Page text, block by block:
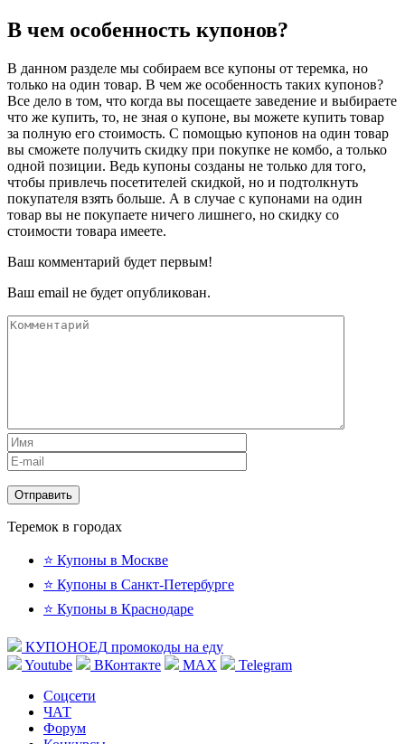
В чем особенность купонов?
В данном разделе мы собираем все купоны от теремка, но
только на один товар. В чем же особенность таких купонов?
Все дело в том, что когда вы посещаете заведение и выбираете
что же купить, то, не зная о купоне, вы можете купить товар
за полную его стоимость. С помощью купонов на один товар
вы сможете получить скидку при покупке не комбо, а только
одной позиции. Ведь купоны созданы не только для того,
чтобы привлечь посетителей скидкой, но и подтолкнуть
покупателя взять больше. А в случае с купонами на один
товар вы не покупаете ничего лишнего, но скидку со
стоимости товара имеете.
Ваш комментарий будет первым!
Ваш email не будет опубликован.
Теремок в городах
⭐ Купоны в Москве
⭐ Купоны в Санкт-Петербурге
⭐ Купоны в Краснодаре
КУПОНОЕД промокоды на еду
Youtube
ВКонтакте MAX
Telegram
Соцсети
ЧАТ
Форум